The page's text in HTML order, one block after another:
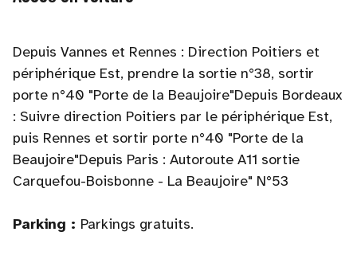
Depuis Vannes et Rennes : Direction Poitiers et
périphérique Est, prendre la sortie n°38, sortir
porte n°40 "Porte de la Beaujoire"Depuis Bordeaux
: Suivre direction Poitiers par le périphérique Est,
puis Rennes et sortir porte n°40 "Porte de la
Beaujoire"Depuis Paris : Autoroute A11 sortie
Carquefou-Boisbonne - La Beaujoire" N°53
Parking : Parkings gratuits.